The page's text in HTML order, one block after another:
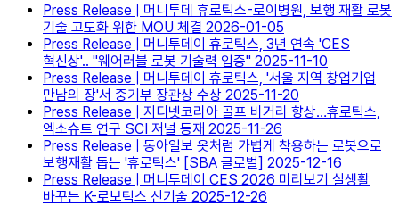
Press Release
| 머니투데 휴로틱스-로이병원, 보행 재활 로봇
기술 고도화 위한 MOU 체결 2026-01-05
Press Release
| 머니투데이 휴로틱스, 3년 연속 'CES
혁신상'.. "웨어러블 로봇 기술력 입증" 2025-11-10
Press Release
| 머니투데이 휴로틱스, '서울 지역 창업기업
만남의 장'서 중기부 장관상 수상 2025-11-20
Press Release
| 지디넷코리아 골프 비거리 향상…휴로틱스,
엑소슈트 연구 SCI 저널 등재 2025-11-26
Press Release
| 동아일보 옷처럼 가볍게 착용하는 로봇으로
보행재활 돕는 '휴로틱스' [SBA 글로벌] 2025-12-16
Press Release
| 머니투데이 CES 2026 미리보기 실생활
바꾸는 K-로보틱스 신기술 2025-12-26